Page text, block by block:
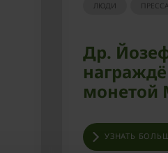
ЛЮДИ ПРЕССА
Др.
монетой
УЗНАТЬ